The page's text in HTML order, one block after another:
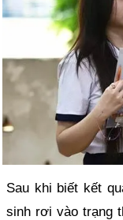
Sau khi biết kết
sinh rơi vào trạng